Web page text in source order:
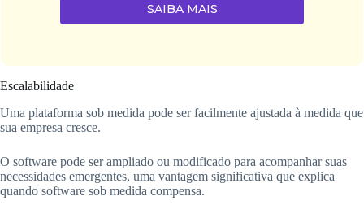
SAIBA MAIS
Escalabilidade
Uma plataforma sob medida pode ser facilmente ajustada à medida que
sua empresa cresce.
O software pode ser ampliado ou modificado para acompanhar suas
necessidades emergentes, uma vantagem significativa que explica
quando software sob medida compensa.